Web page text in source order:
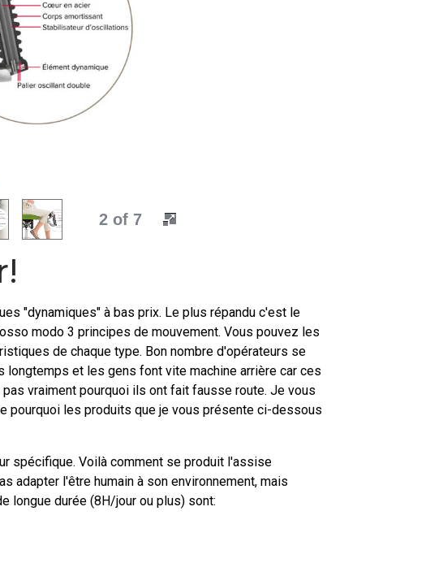
3 of 7
"dynamiques" à bas prix. Le plus répandu c'est le
modo 3 principes de mouvement. Vous pouvez les
de chaque type. Bon nombre d'opérateurs se
et les gens font vite machine arrière car ces
vraiment pourquoi ils ont fait fausse route. Je vous
pourquoi les produits que je vous présente ci-dessous
spécifique. Voilà comment se produit l'assise
adapter l'être humain à son environnement, mais
longue durée (8H/jour ou plus) sont: